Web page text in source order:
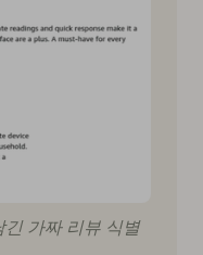
긴 가짜 리뷰 식별